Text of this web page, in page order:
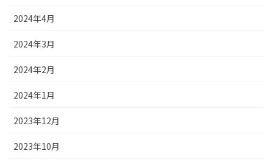
2024年4月
2024年3月
2024年2月
2024年1月
2023年12月
2023年10月